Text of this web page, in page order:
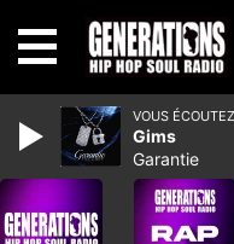
VOUS
Gims
Garantie